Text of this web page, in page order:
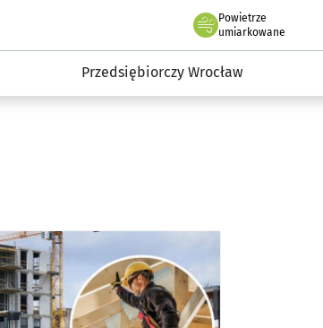
Powietrze
we Wrocławiu
umiarkowane
Przedsiębiorczy Wrocław